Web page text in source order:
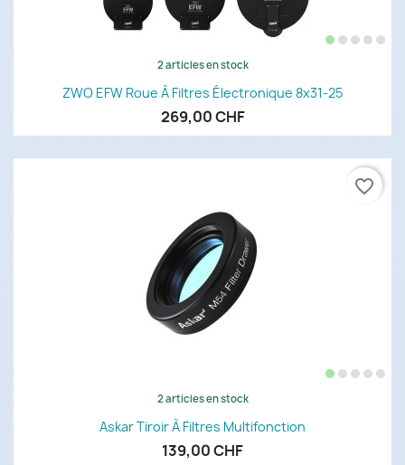
2 articles en stock
ZWO EFW Roue À Filtres Électronique 8x31-25
269,00 CHF
2 articles en stock
Askar Tiroir À Filtres Multifonction
139,00 CHF
favorite_border